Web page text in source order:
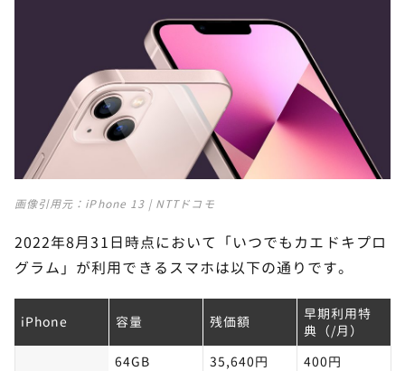
画像引用元： iPhone 13 | NTTドコモ
2022年8月31日時点において「いつでもカエドキプロ
グラム」が利用できるスマホは以下の通りです。
iPhone 容量 残価額
早期利用特
典（/月）
64GB 35,640円
400円